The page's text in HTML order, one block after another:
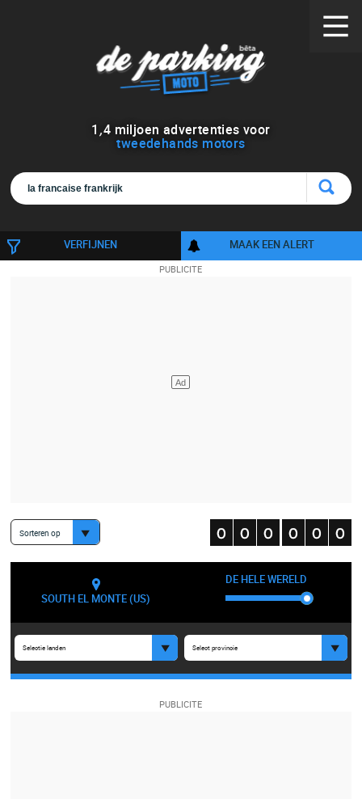
1 ,4 miljoen advertenties voor
tweedehands motors
VERFIJNEN MAAK EEN ALERT
Sorteren op
SOUTH EL MONTE (US)
DE HELE WERELD
Selectie landen Select provincie